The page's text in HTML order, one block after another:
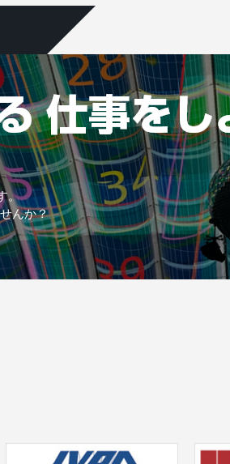
。
んか？